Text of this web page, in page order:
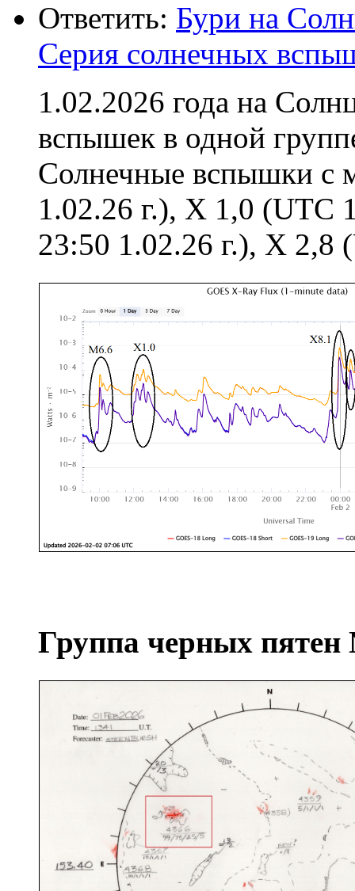
Ответить: Бури на
Серия солнечных
1.02.2026 года на
вспышек в одной
Солнечные вспышки с
1.02.26 г.), X 1,0 (UTC
23:50 1.02.26 г.), X 2,8
Группа черных